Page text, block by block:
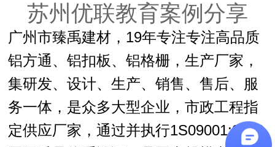
苏州优联教育案例分享
广州市臻禹建材，19年专注专注高品质
铝方通、铝扣板、铝格栅，生产厂家，
集研发、设计、生产、销售、售后、服
务一体，是众多大型企业，市政工程指
定供应厂家，通过并执行1S09001:2000